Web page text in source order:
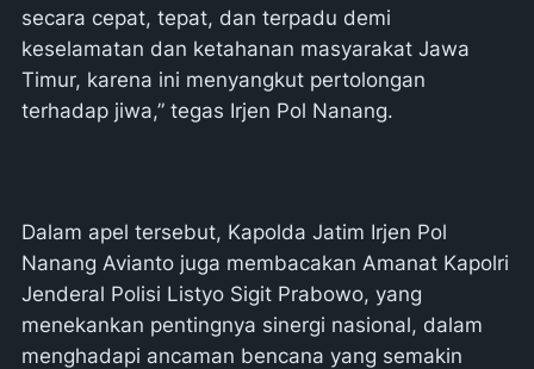
secara cepat, tepat, dan terpadu demi
keselamatan dan ketahanan masyarakat Jawa
Timur, karena ini menyangkut pertolongan
terhadap jiwa,” tegas Irjen Pol Nanang.
Dalam apel tersebut, Kapolda Jatim Irjen Pol
Nanang Avianto juga membacakan Amanat Kapolri
Jenderal Polisi Listyo Sigit Prabowo, yang
menekankan pentingnya sinergi nasional, dalam
menghadapi ancaman bencana yang semakin